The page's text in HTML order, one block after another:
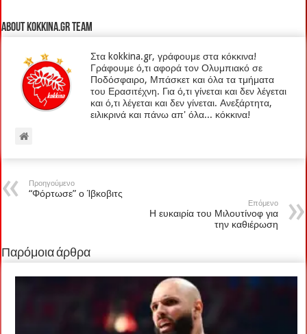
About kokkina.gr TEAM
Στα kokkina.gr, γράφουμε στα κόκκινα!
Γράφουμε ό,τι αφορά τον Ολυμπιακό σε
Ποδόσφαιρο, Μπάσκετ και όλα τα τμήματα
του Ερασιτέχνη. Για ό,τι γίνεται και δεν λέγεται
και ό,τι λέγεται και δεν γίνεται. Ανεξάρτητα,
ειλικρινά και πάνω απ' όλα... κόκκινα!
Προηγούμενο
“Φόρτωσε” ο Ίβκοβιτς
Επόμενο
Η ευκαιρία του Μιλουτίνοφ για
την καθιέρωση
Παρόμοια άρθρα